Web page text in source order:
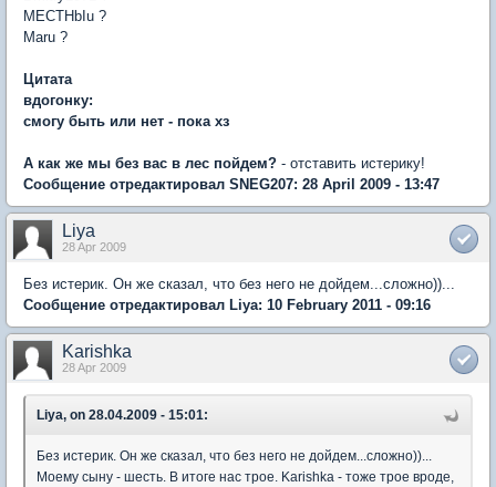
MECTHbIu ?
Maru ?
Цитата
вдогонку:
смогу быть или нет - пока хз
А как же мы без вас в лес пойдем? - отставить истерику!
Сообщение отредактировал SNEG207: 28 April 2009 - 13:47
Liya
28 Apr 2009
Без истерик. Он же сказал, что без него не дойдем...сложно))...
Сообщение отредактировал Liya: 10 February 2011 - 09:16
Karishka
28 Apr 2009
Liya, on 28.04.2009 - 15:01:
Без истерик. Он же сказал, что без него не дойдем...сложно))...
Моему сыну - шесть. В итоге нас трое. Karishka - тоже трое вроде,